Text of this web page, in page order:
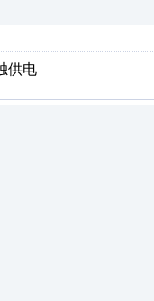
供电